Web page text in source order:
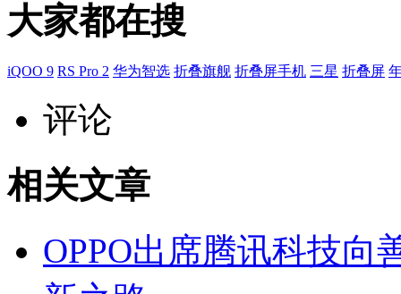
大家都在搜
iQOO 9 RS Pro 2 华为智选 折叠旗舰 折叠屏手机 三星 折叠屏
评论
相关文章
OPPO出席腾讯科技向